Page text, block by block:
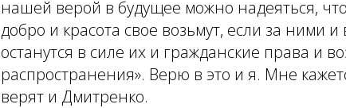
нашей верой в будущее можно надеяться,
добро и красота свое возьмут, если за ними и
останутся в силе их и гражданские права и
распространения». Верю в это и я. Мне
верят и Дмитренко.